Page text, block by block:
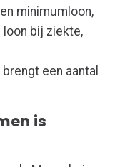
minimumloon,
loon bij ziekte,
een aantal
is